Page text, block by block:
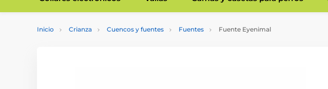
Inicio Crianza Cuencos y fuentes Fuentes Fuente Eyenimal